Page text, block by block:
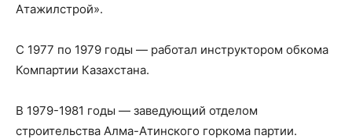
Атажилстрой».
С 1977 по 1979 годы — работал инструктором обкома
Компартии Казахстана.
В 1979-1981 годы — заведующий отделом
строительства Алма-Атинского горкома партии.